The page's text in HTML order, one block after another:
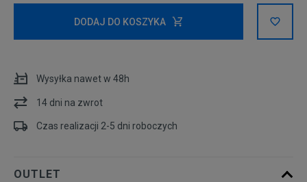
36,5 23 cm
37,5 23,5 cm Powiadom o dostępności
DODAJ DO KOSZYKA
Wysyłka nawet w 48h
14 dni na zwrot
Czas realizacji 2-5 dni roboczych
OUTLET